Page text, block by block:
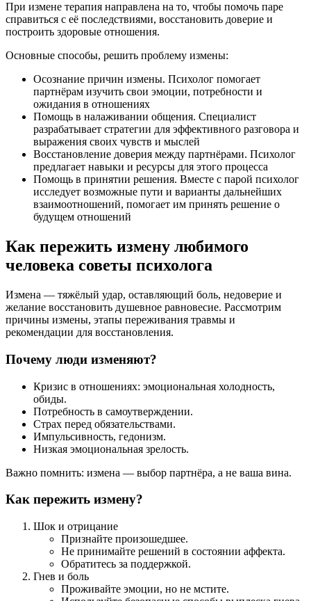
При измене терапия направлена на то, чтобы помочь паре
справиться с её последствиями, восстановить доверие и
построить здоровые отношения.
Основные способы, решить проблему измены:
Осознание причин измены. Психолог помогает
партнёрам изучить свои эмоции, потребности и
ожидания в отношениях
Помощь в налаживании общения. Специалист
разрабатывает стратегии для эффективного разговора и
выражения своих чувств и мыслей
Восстановление доверия между партнёрами. Психолог
предлагает навыки и ресурсы для этого процесса
Помощь в принятии решения. Вместе с парой психолог
исследует возможные пути и варианты дальнейших
взаимоотношений, помогает им принять решение о
будущем отношений
Как пережить измену любимого
человека советы психолога
Измена — тяжёлый удар, оставляющий боль, недоверие и
желание восстановить душевное равновесие. Рассмотрим
причины измены, этапы переживания травмы и
рекомендации для восстановления.
Почему люди изменяют?
Кризис в отношениях: эмоциональная холодность,
обиды.
Потребность в самоутверждении.
Страх перед обязательствами.
Импульсивность, гедонизм.
Низкая эмоциональная зрелость.
Важно помнить: измена — выбор партнёра, а не ваша вина.
Как пережить измену?
Шок и отрицание
Признайте произошедшее.
Не принимайте решений в состоянии аффекта.
Обратитесь за поддержкой.
Гнев и боль
Проживайте эмоции, но не мстите.